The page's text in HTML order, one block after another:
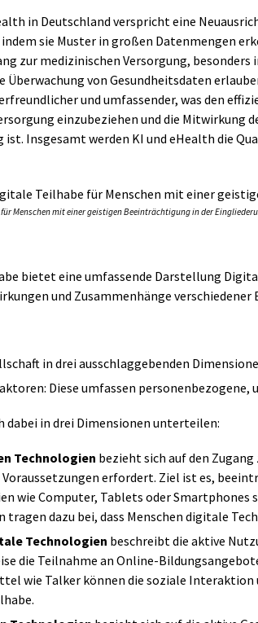
in Deutschland verspricht eine
sie Muster in großen Datenmengen
zur medizinischen Versorgung,
Überwachung von Gesundheitsdaten
und umfassender, was den
einzubeziehen und die Mitwirkung
ist. Insgesamt werden KI und eHealth die
Menschen mit einer geistigen Beeinträchtigung in der
bietet eine umfassende Darstellung
und Zusammenhänge
in drei ausschlaggebenden
Diese umfassen
dabei in drei Dimensionen unterteilen:
Technologien bezieht sich auf den
erfordert. Ziel ist es,
wie Computer, Tablets oder Smartphones
tragen dazu bei, dass Menschen digitale
Technologien beschreibt die aktive
die Teilnahme an Online-
wie Talker können die soziale Interaktion